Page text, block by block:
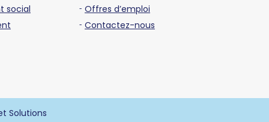
social
Offres d’emploi
Contactez-nous
Solutions